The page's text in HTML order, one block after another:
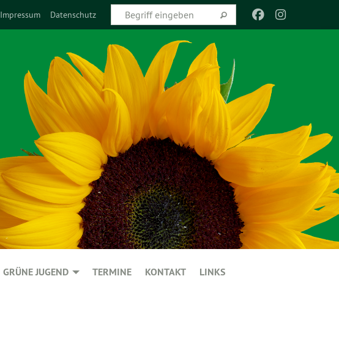
Impressum Datenschutz
GRÜNE JUGEND TERMINE KONTAKT LINKS